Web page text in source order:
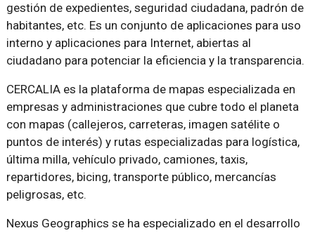
gestión de expedientes, seguridad ciudadana, padrón de
habitantes, etc. Es un conjunto de aplicaciones para uso
interno y aplicaciones para Internet, abiertas al
ciudadano para potenciar la eficiencia y la transparencia.
CERCALIA es la plataforma de mapas especializada en
empresas y administraciones que cubre todo el planeta
con mapas (callejeros, carreteras, imagen satélite o
puntos de interés) y rutas especializadas para logística,
última milla, vehículo privado, camiones, taxis,
repartidores, bicing, transporte público, mercancías
peligrosas, etc.
Nexus Geographics se ha especializado en el desarrollo